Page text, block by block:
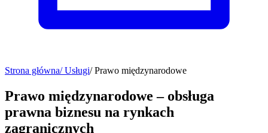
Strona główna/ Usługi/ Prawo międzynarodowe
Prawo międzynarodowe – obsługa
prawna biznesu na rynkach
zagranicznych